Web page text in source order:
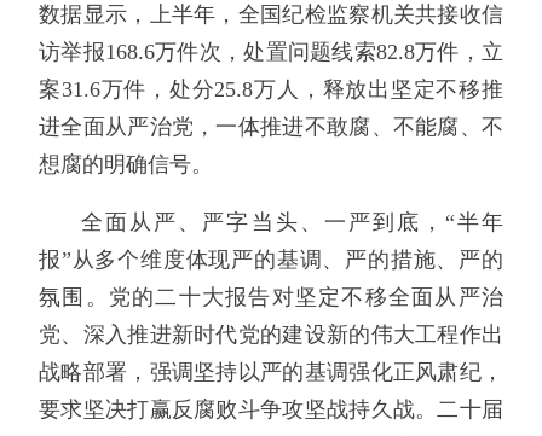
数据显示，上半年，全国纪检监察机关共接收信
访举报168.6万件次，处置问题线索82.8万件，立
案31.6万件，处分25.8万人，释放出坚定不移推
进全面从严治党，一体推进不敢腐、不能腐、不
想腐的明确信号。
全面从严、严字当头、一严到底，“半年
报”从多个维度体现严的基调、严的措施、严的
氛围。党的二十大报告对坚定不移全面从严治
党、深入推进新时代党的建设新的伟大工程作出
战略部署，强调坚持以严的基调强化正风肃纪，
要求坚决打赢反腐败斗争攻坚战持久战。二十届